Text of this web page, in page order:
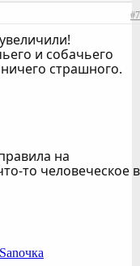
#7
и собачьего
страшного.
на
то человеческое в